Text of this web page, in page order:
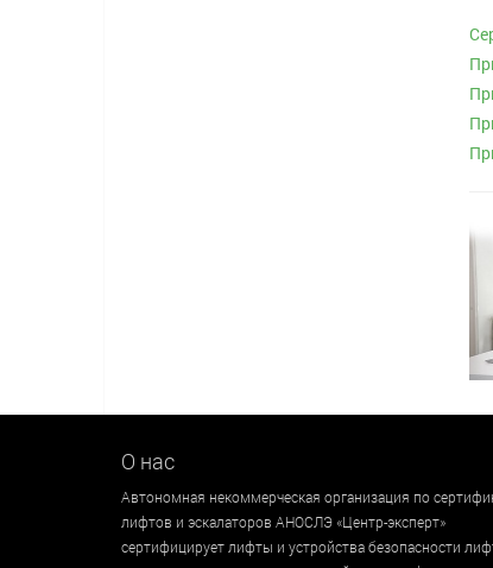
О нас
Автономная некоммерческая организация по
лифтов и эскалаторов АНОСЛЭ «Центр-эксперт»
сертифицирует лифты и устройства безопасности